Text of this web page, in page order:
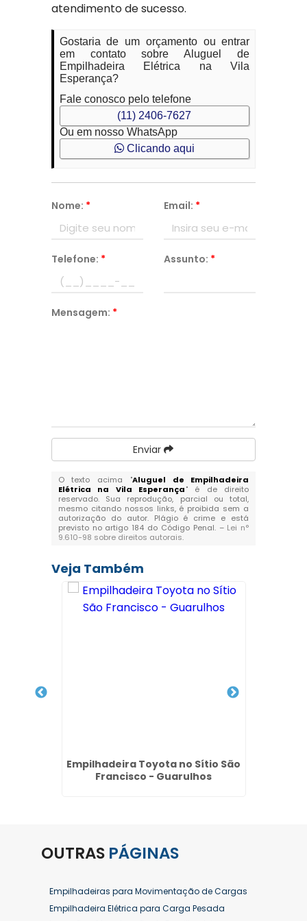
atendimento de sucesso.
Gostaria de um orçamento ou entrar
em contato sobre Aluguel de
Empilhadeira Elétrica na Vila
Esperança?
Fale conosco pelo telefone
(11) 2406-7627
Ou em nosso WhatsApp
Clicando aqui
Nome: * Email: *
Telefone: * Assunto: *
Mensagem: *
Enviar
O texto acima "Aluguel de Empilhadeira
Elétrica na Vila Esperança" é de direito
reservado. Sua reprodução, parcial ou total,
mesmo citando nossos links, é proibida sem a
autorização do autor. Plágio é crime e está
previsto no artigo 184 do Código Penal. – Lei n°
9.610-98 sobre direitos autorais.
Veja Também
Empilhadeira Toyota no Sítio São
Francisco - Guarulhos
OUTRAS PÁGINAS
Empilhadeiras para Movimentação de Cargas
Empilhadeira Elétrica para Carga Pesada